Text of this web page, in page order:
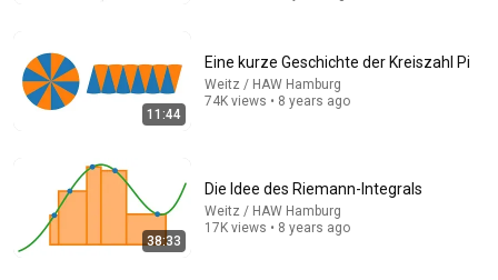
11:44
Eine kurze Geschichte der Kreiszahl Pi
Weitz / HAW Hamburg
74K views • 8 years ago
38:33
Die Idee des Riemann-Integrals
Weitz / HAW Hamburg
17K views • 8 years ago